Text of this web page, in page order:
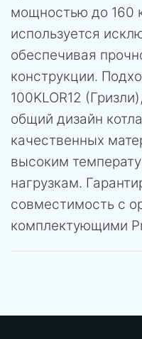
мощностью до 160
используется
обеспечивая
конструкции.
100KLOR12
общий дизайн
качественных
высоким
нагрузкам.
совместимость с
комплектующими